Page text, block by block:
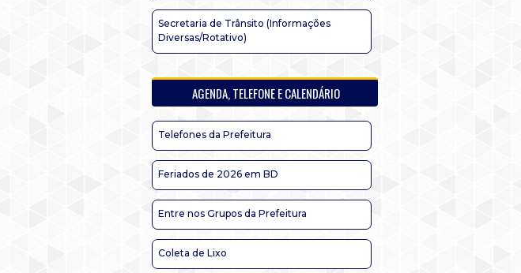
Secretaria de Trânsito (Informações
Diversas/Rotativo)
AGENDA, TELEFONE E CALENDÁRIO
Telefones da Prefeitura
Feriados de 2026 em BD
Entre nos Grupos da Prefeitura
Coleta de Lixo